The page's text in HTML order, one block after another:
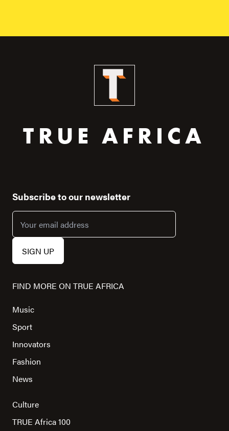
TRUE AFRICA
Subscribe to our newsletter
FIND MORE ON TRUE AFRICA
Music
Sport
Innovators
Fashion
News
Culture
TRUE Africa 100